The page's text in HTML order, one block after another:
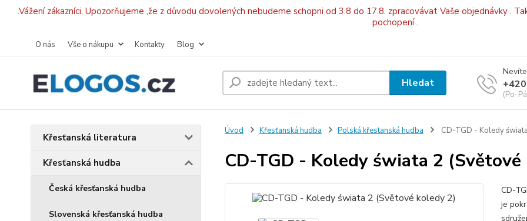
.Vážení zákazníci, Upozorňujeme ,že z důvodu dovolených nebudeme schopni od 3.8 do 17.8. zpracovávat Vaše objednávky .
pochopení .
O nás Vše o nákupu Kontakty Blog
Hledat
(Po-
Křesťanská literatura
Křesťanská hudba
Česká křesťanská hudba
Slovenská křesťanská hudba
Úvod Křesťanská hudba Polská křestanská hudba CD-TGD - Koledy
CD-TGD - Koledy świata 2
CD-
je